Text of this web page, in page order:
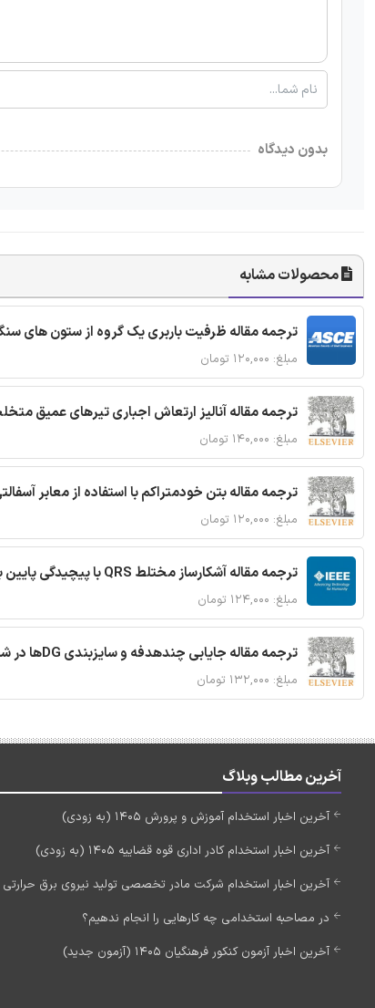
بدون دیدگاه
محصولات مشابه
ترجمه مقاله ظرفیت باربری یک گروه از ستون های
مبلغ: ۱۲۰,۰۰۰ تومان
ترجمه مقاله آنالیز ارتعاش اجباری تیرهای عمیق
مبلغ: ۱۴۰,۰۰۰ تومان
ترجمه مقاله بتن خودمتراکم با استفاده از معابر
مبلغ: ۱۲۰,۰۰۰ تومان
ترجمه مقاله آشکارساز مختلط QRS با پیچیدگی پایین بلادرنگ جدید براساس آستانه گذاری تطبیقی
مبلغ: ۱۲۴,۰۰۰ تومان
ترجمه مقاله جایابی چندهدفه و سایزبندی DGها در شبکه های توزیع با تضمین پایداری گذرا
مبلغ: ۱۳۲,۰۰۰ تومان
آخرین مطالب وبلاگ
آخرین اخبار استخدام آموزش و پرورش 1405 (به زودی)
آخرین اخبار استخدام کادر اداری قوه قضاییه 1405 (به زودی)
آخرین اخبار استخدام شرکت مادر تخصصی تولید نیروی برق حرارتی 1405 (استخدام جدید)
در مصاحبه استخدامی چه کارهایی را انجام ندهیم؟
آخرین اخبار آزمون کنکور فرهنگیان 1405 (آزمون جدید)